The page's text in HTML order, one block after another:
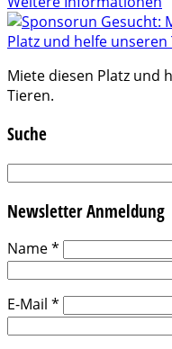
Miete diesen Platz und
Tieren.
Suche
Suchen
Newsletter Anmeldung
Name*
E-Mail *